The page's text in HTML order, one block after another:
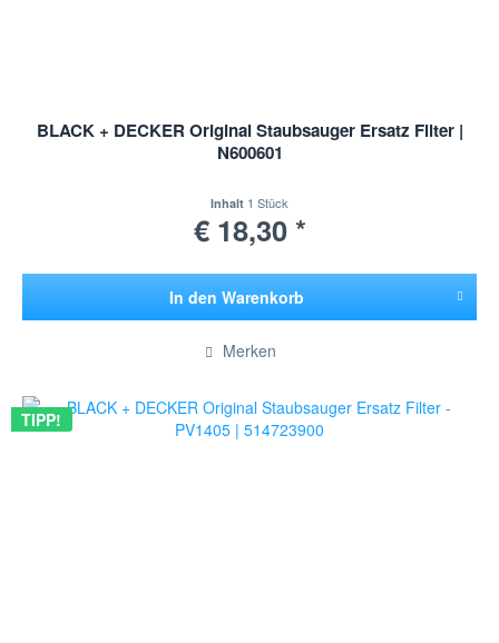
BLACK + DECKER Original Staubsauger Ersatz Filter |
N600601
Inhalt 1 Stück
€ 18,30 *
In den Warenkorb
Hinzugefügt
Merken
TIPP!